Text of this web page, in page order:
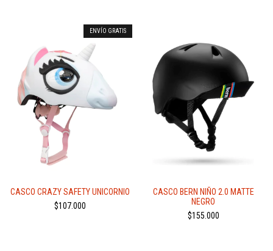
ENVÍO GRATIS
CASCO CRAZY SAFETY UNICORNIO
$107.000
CASCO BERN NIÑO 2.0 MATTE
NEGRO
$155.000